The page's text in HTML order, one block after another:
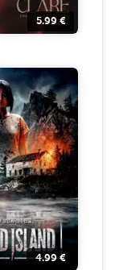
5.99 €
4.99€